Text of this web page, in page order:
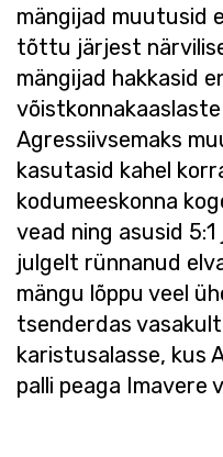
mängijad muutusid
tõttu järjest
mängijad hakkasid
võistkonnakaaslaste
Agressiivsemaks
kasutasid kahel
kodumeeskonna
vead ning asusid
julgelt rünnanud
mängu lõppu veel
tsenderdas
karistusalasse, kus
palli peaga Imavere